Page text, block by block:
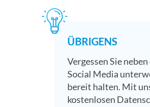
ÜBRIGENS
Vergessen Sie
Social Media
bereit halten. Mit
kostenlosen